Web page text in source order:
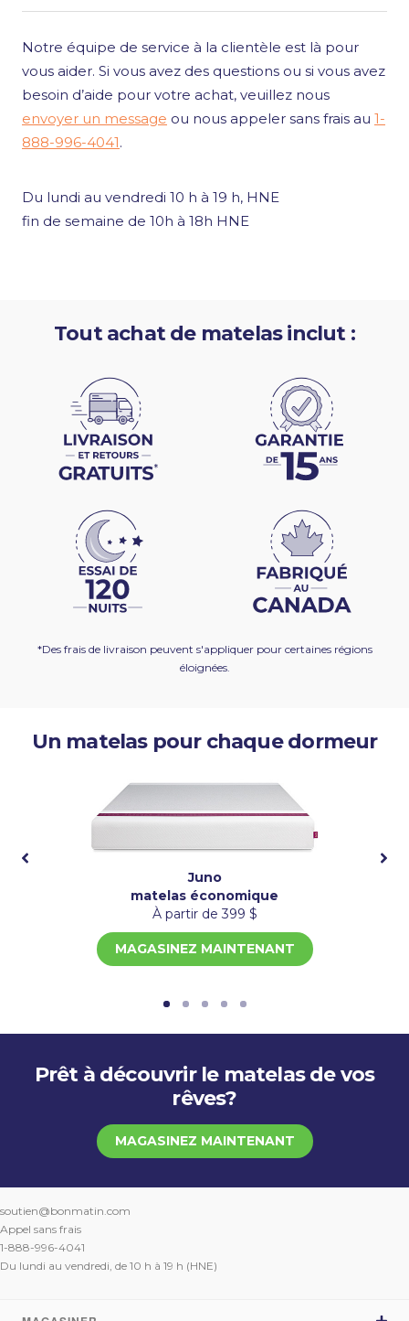
Notre équipe de service à la clientèle est là pour
vous aider. Si vous avez des questions ou si vous avez
besoin d’aide pour votre achat, veuillez nous
envoyer un message ou nous appeler sans frais au 1-
888-996-4041.
Du lundi au vendredi 10 h à 19 h, HNE
fin de semaine de 10h à 18h HNE
Tout achat de matelas inclut :
*Des frais de livraison peuvent s'appliquer pour certaines régions
éloignées.
Un matelas pour chaque dormeur
Juno
matelas économique
À partir de 399 $
MAGASINEZ MAINTENANT
Prêt à découvrir le matelas de vos
rêves?
MAGASINEZ MAINTENANT
soutien@bonmatin.com
Appel sans frais
1-888-996-4041
Du lundi au vendredi, de 10 h à 19 h (HNE)